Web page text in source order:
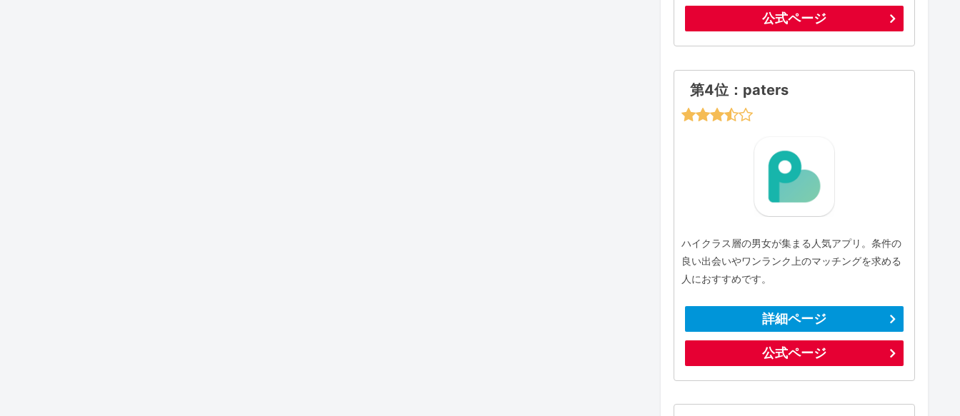
公式ページ
第4位：paters
ハイクラス層の男女が集まる人気アプリ。条件の
良い出会いやワンランク上のマッチングを求める
人におすすめです。
詳細ページ
公式ページ